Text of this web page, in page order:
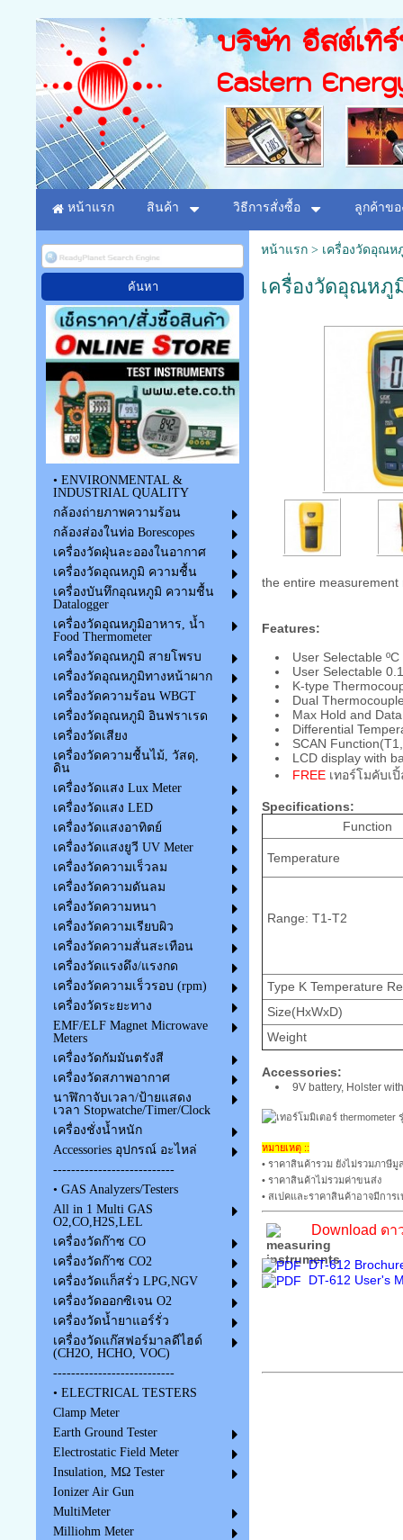
บริษัท อีสต์เทิ
Eastern
หน้าแรก สินค้า วิธีการสั่งซื้อ ลูกค้าขอ
• ENVIRONMENTAL &
INDUSTRIAL QUALITY
กล้องถ่ายภาพความร้อน
กล้องส่องในท่อ Borescopes
เครื่องวัดฝุ่นละอองในอากาศ
เครื่องวัดอุณหภูมิ ความชื้น
เครื่องบันทึกอุณหภูมิ ความชื้น
Datalogger
เครื่องวัดอุณหภูมิอาหาร, น้ำ
Food Thermometer
เครื่องวัดอุณหภูมิ สายโพรบ
เครื่องวัดอุณหภูมิทางหน้าผาก
เครื่องวัดความร้อน WBGT
เครื่องวัดอุณหภูมิ อินฟราเรด
เครื่องวัดเสียง
เครื่องวัดความชื้นไม้, วัสดุ,
ดิน
เครื่องวัดแสง Lux Meter
เครื่องวัดแสง LED
เครื่องวัดแสงอาทิตย์
เครื่องวัดแสงยูวี UV Meter
เครื่องวัดความเร็วลม
เครื่องวัดความดันลม
เครื่องวัดความหนา
เครื่องวัดความเรียบผิว
เครื่องวัดความสั่นสะเทือน
เครื่องวัดแรงดึง/แรงกด
เครื่องวัดความเร็วรอบ (rpm)
เครื่องวัดระยะทาง
EMF/ELF Magnet Microwave
Meters
เครื่องวัดกัมมันตรังสี
เครื่องวัดสภาพอากาศ
นาฬิกาจับเวลา/ป้ายแสดง
เวลา Stopwatche/Timer/Clock
เครื่องชั่งน้ำหนัก
Accessories อุปกรณ์ อะไหล่
---------------------------
• GAS Analyzers/Testers
All in 1 Multi GAS
O2,CO,H2S,LEL
เครื่องวัดก๊าซ CO
เครื่องวัดก๊าซ CO2
เครื่องวัดแก็สรั่ว LPG,NGV
เครื่องวัดออกซิเจน O2
เครื่องวัดน้ำยาแอร์รั่ว
เครื่องวัดแก๊สฟอร์มาลดีไฮด์
(CH2O, HCHO, VOC)
---------------------------
• ELECTRICAL TESTERS
Clamp Meter
Earth Ground Tester
Electrostatic Field Meter
Insulation, MΩ Tester
Ionizer Air Gun
MultiMeter
Milliohm Meter
หน้าแรก> เครื่องวัดอุณห
เครื่องวัดอุณหภู
the entire measurement
Features:
User Selectable ºC
User Selectable
K-type
Dual
Max Hold and
Differential
SCAN
LCD display with
FREEเทอร์โมคับเ
Specifications:
Function
Temperature
Range: T1-T2
Type K Temperature
Size(HxWxD)
Weight
Accessories:
9V battery, Holster
หมายเหตุ ::
• ราคาสินค้ารวม ยังไม่รวมภาษีมู
• ราคาสินค้าไม่รวมค่าขนส่ง
• สเปคและราคาสินค้าอาจมีการ
Download ด
DT-612
DT-612 User's